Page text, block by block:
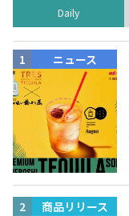
Daily
ニュース
商品リリース